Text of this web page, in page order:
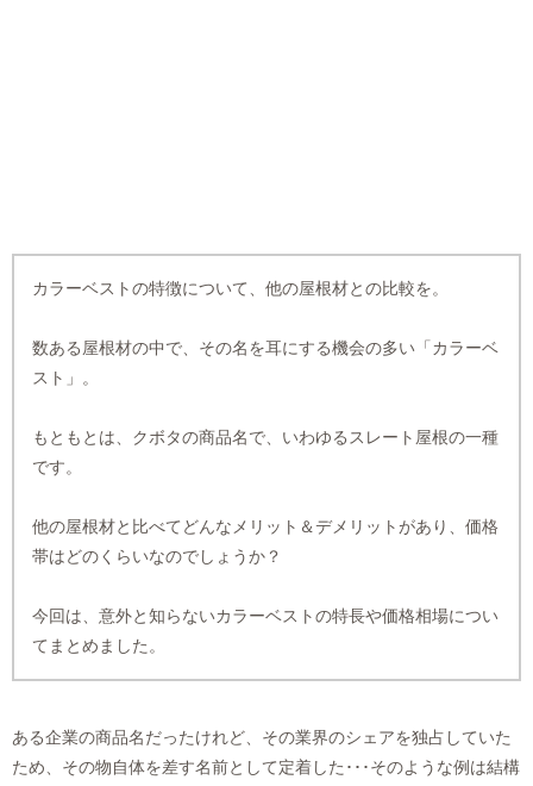
カラーベストの特徴について、他の屋根材との比較を。
数ある屋根材の中で、その名を耳にする機会の多い「カラーベ
スト」。
もともとは、クボタの商品名で、いわゆるスレート屋根の一種
です。
他の屋根材と比べてどんなメリット＆デメリットがあり、価格
帯はどのくらいなのでしょうか？
今回は、意外と知らないカラーベストの特長や価格相場につい
てまとめました。
ある企業の商品名だったけれど、その業界のシェアを独占していた
ため、その物自体を差す名前として定着した･･･そのような例は結構